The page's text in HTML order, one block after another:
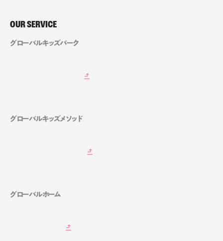
OUR SERVICE
グローバルキッズパーク
グローバルキッズメソッド
グローバルホーム